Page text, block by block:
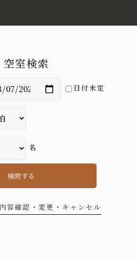
空室検索
日付未定
名
検索する
容確認・変更・キャンセル